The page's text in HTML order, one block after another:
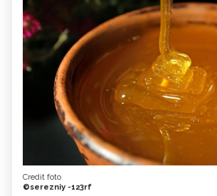
Credit foto
©serezniy -123rf